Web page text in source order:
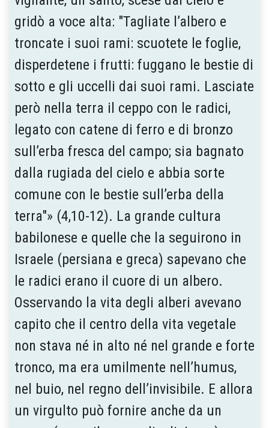
gridò a voce alta: "Tagliate l’albero e
troncate i suoi rami: scuotete le foglie,
disperdetene i frutti: fuggano le bestie di
sotto e gli uccelli dai suoi rami. Lasciate
però nella terra il ceppo con le radici,
legato con catene di ferro e di bronzo
sull’erba fresca del campo; sia bagnato
dalla rugiada del cielo e abbia sorte
comune con le bestie sull’erba della
terra"» (4,10-12). La grande cultura
babilonese e quelle che la seguirono in
Israele (persiana e greca) sapevano che
le radici erano il cuore di un albero.
Osservando la vita degli alberi avevano
capito che il centro della vita vegetale
non stava né in alto né nel grande e forte
tronco, ma era umilmente nell’humus,
nel buio, nel regno dell’invisibile. E allora
un virgulto può fornire anche da un